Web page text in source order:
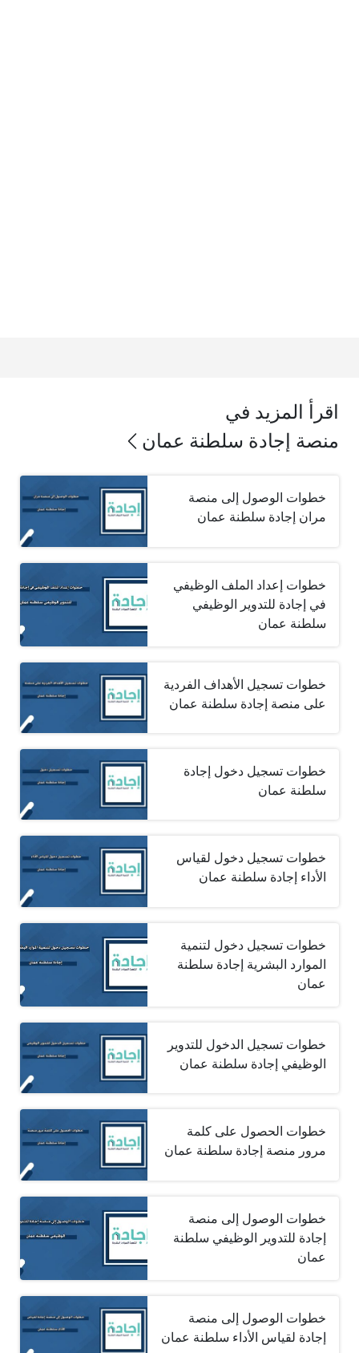
اقرأ المزيد في
منصة إجادة سلطنة عمان
خطوات الوصول إلى منصة
مران إجادة سلطنة عمان
خطوات إعداد الملف الوظيفي
في إجادة للتدوير الوظيفي
سلطنة عمان
خطوات تسجيل الأهداف الفردية
على منصة إجادة سلطنة عمان
خطوات تسجيل دخول إجادة
سلطنة عمان
خطوات تسجيل دخول لقياس
الأداء إجادة سلطنة عمان
خطوات تسجيل دخول لتنمية
الموارد البشرية إجادة سلطنة
عمان
خطوات تسجيل الدخول للتدوير
الوظيفي إجادة سلطنة عمان
خطوات الحصول على كلمة
مرور منصة إجادة سلطنة عمان
خطوات الوصول إلى منصة
إجادة للتدوير الوظيفي سلطنة
عمان
خطوات الوصول إلى منصة
إجادة لقياس الأداء سلطنة عمان